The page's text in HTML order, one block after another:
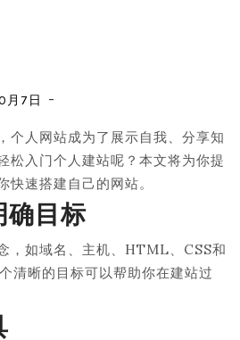
月7日
个人网站成为了展示自我、分享知
松入门个人建站呢？本文将为你提
快速搭建自己的网站。
确目标
，如域名、主机、HTML、CSS和
清晰的目标可以帮助你在建站过